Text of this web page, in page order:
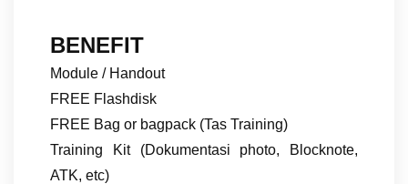
BENEFIT
Module / Handout
FREE Flashdisk
FREE Bag or bagpack (Tas Training)
Training Kit (Dokumentasi photo, Blocknote,
ATK, etc)